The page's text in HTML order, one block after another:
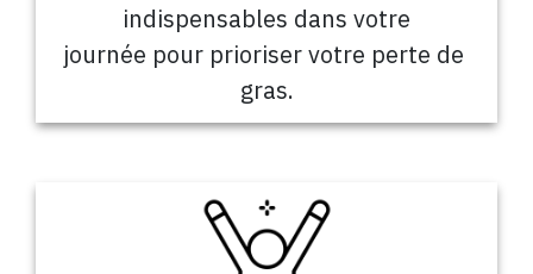
indispensables dans votre
journée pour prioriser votre perte de
gras.